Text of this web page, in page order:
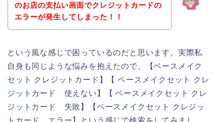
のお店の支払い画面でクレジットカードの
エラーが発生してしまった！！
という風な感じで困っているのだと思います。実際私
自身も同じような悩みを抱えたので、【ベースメイク
セット クレジットカード】【 ベースメイクセット クレ
ジットカード 使えない】【 ベースメイクセット クレ
ジットカード 失敗】【ベースメイクセット クレジッ
トカード エラー】という感じで検索をしてみまし